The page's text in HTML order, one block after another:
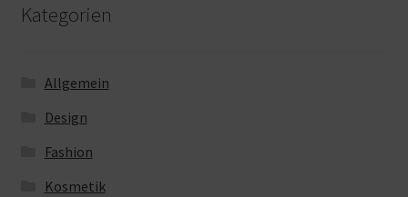
Kategorien
Allgemein
Design
Fashion
Kosmetik